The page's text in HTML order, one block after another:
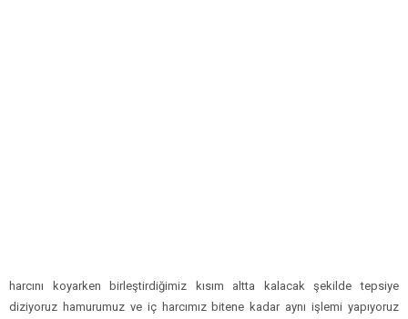
harcını koyarken birleştirdiğimiz kısım altta kalacak şekilde tepsiye
diziyoruz hamurumuz ve iç harcımız bitene kadar aynı işlemi yapıyoruz